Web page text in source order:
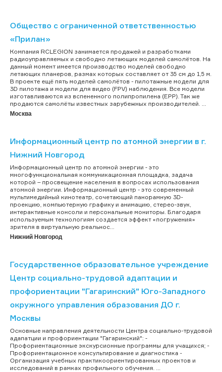
Общество с ограниченной ответственностью
«Прилан»
Компания RCLEGION занимается продажей и разработками
радиоуправляемых и свободно летающих моделей самолётов. На
данный момент имеется производство моделей свободно
летающих планеров, размах которых составляет от 35 см до 1,5 м.
В проекте ещё пять моделей самолётов - пилотажные модели для
3D пилотажа и модели для видео (FPV) наблюдения. Все модели
изготавливаются из вспененного полипропилена (EPP). Так же
продаются самолёты известных зарубежных производителей. ...
Москва
Информационный центр по атомной энергии в г.
Нижний Новгород
Информационный центр по атомной энергии - это
многофункциональная коммуникационная площадка, задача
которой – просвещение населения в вопросах использования
атомной энергии. Информационный центр - это современный
мультимедийный кинотеатр, сочетающий панорамную 3D-
проекцию, компьютерную графику и анимацию, стерео-звук,
интерактивные консоли и персональные мониторы. Благодаря
используемым технологиям создается эффект «погружения»
зрителя в виртуальную реальнос...
Нижний Новгород
Государственное образовательное учреждение
Центр социально-трудовой адаптации и
профориентации "Гагаринский" Юго-Западного
окружного управления образования ДО г.
Москвы
Основные направления деятельности Центра социально-трудовой
адапатции и профориентации "Гагаринский": -
Профориентационные экскурсионные программы для учащихся; -
Профориентационное консультирование и диагностика -
Организация учебных практикоориентированных проектов и
исследований в рамках профильного обучения. ...